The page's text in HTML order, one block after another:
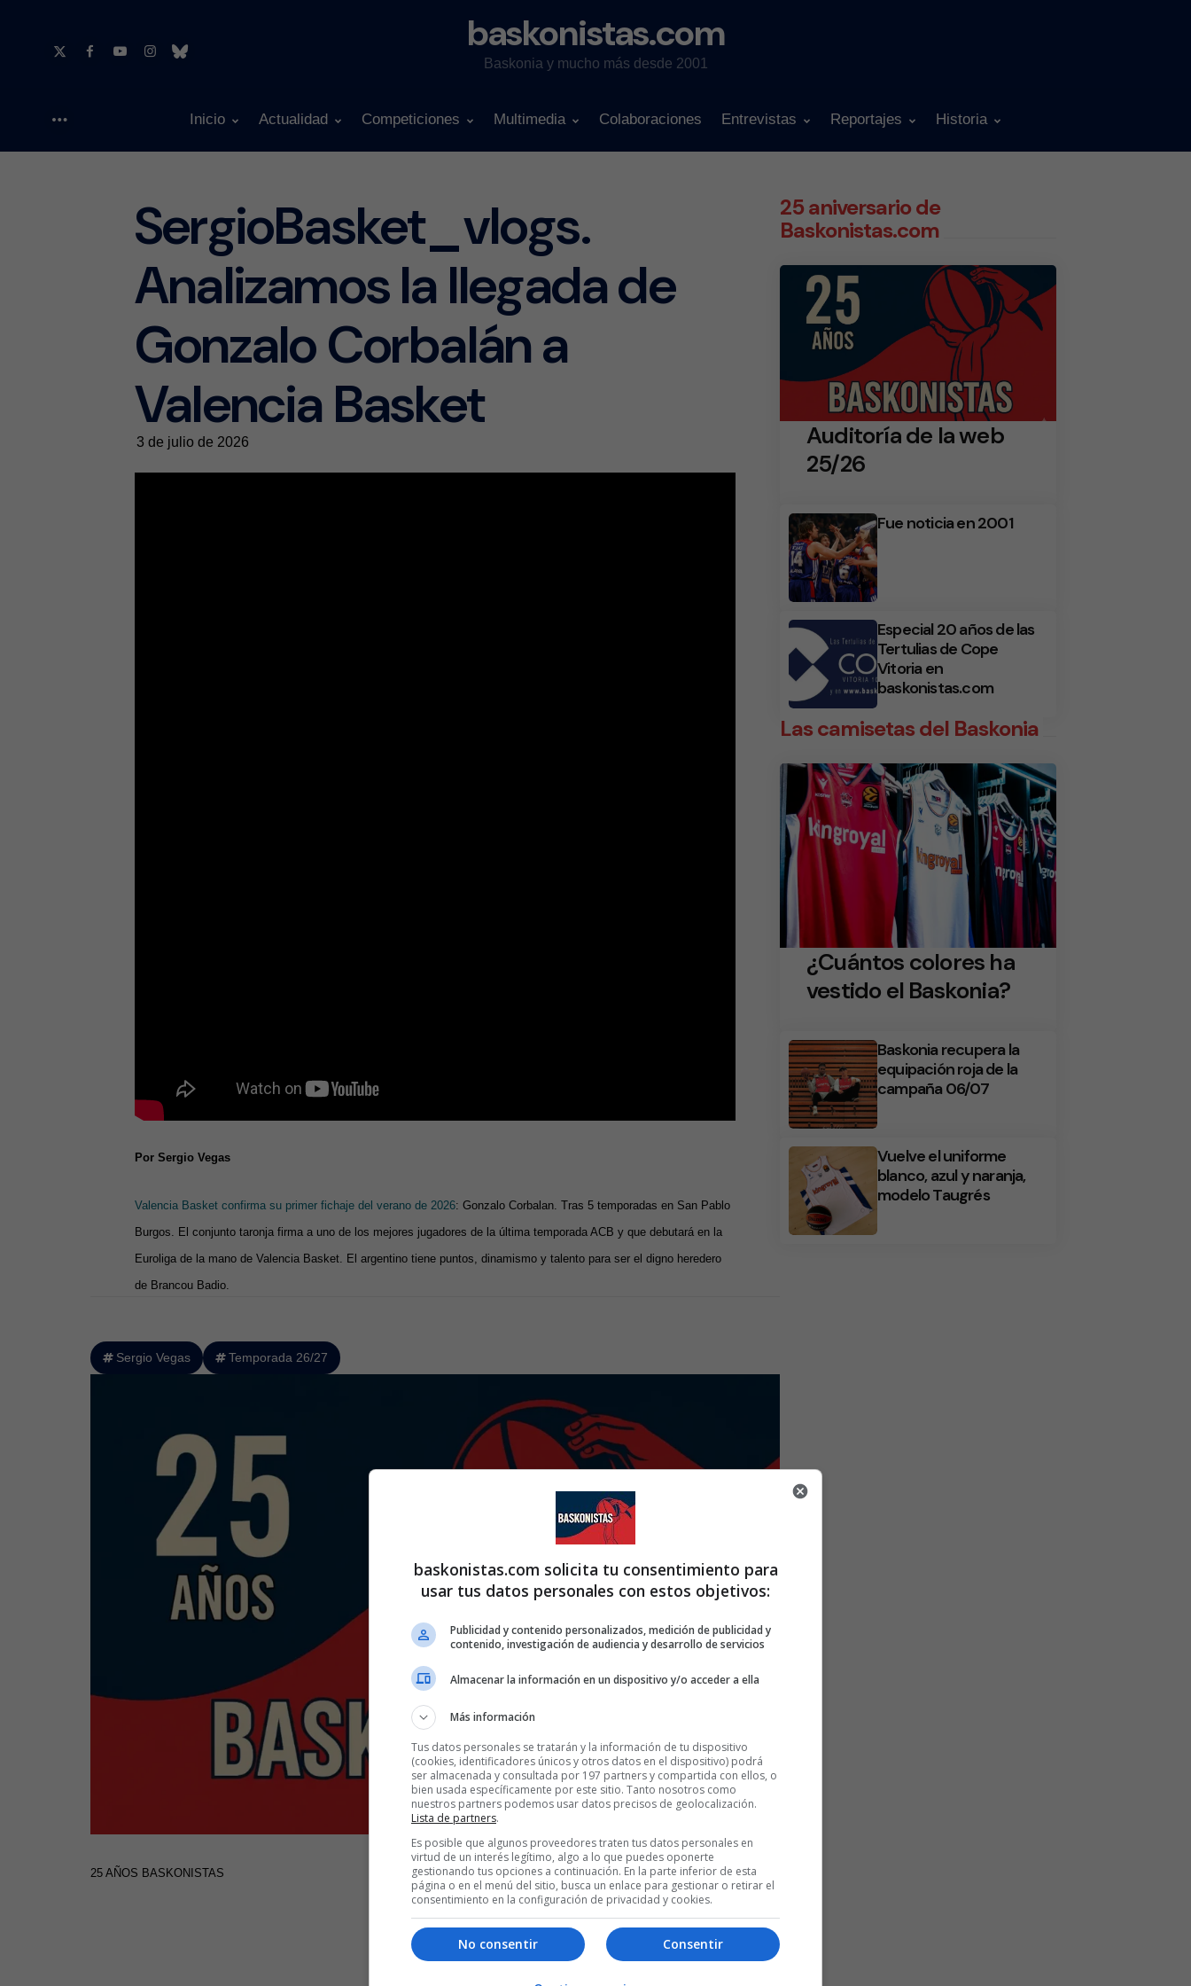
baskonistas.com
Baskonia y mucho más desde 2001
Inicio Actualidad Competiciones Multimedia Colaboraciones Entrevistas Reportajes Historia
SergioBasket_vlogs.
Analizamos la llegada de
Gonzalo Corbalán a
Valencia Basket
3 de julio de 2026
Por Sergio Vegas
Valencia Basket confirma su primer fichaje del verano de 2026: Gonzalo Corbalan. Tras 5 temporadas en San Pablo
Burgos. El conjunto taronja firma a uno de los mejores jugadores de la última temporada ACB y que debutará en la
Euroliga de la mano de Valencia Basket. El argentino tiene puntos, dinamismo y talento para ser el digno heredero
de Brancou Badio.
Sergio Vegas Temporada 26/27
25 AÑOS BASKONISTAS
25 aniversario de
Baskonistas.com
Auditoría de la web
25/26
Fue noticia en 2001
Especial 20 años de las
Tertulias de Cope
Vitoria en
baskonistas.com
Las camisetas del Baskonia
¿Cuántos colores ha
vestido el Baskonia?
Baskonia recupera la
equipación roja de la
campaña 06/07
Vuelve el uniforme
blanco, azul y naranja,
modelo Taugrés
baskonistas.com solicita tu consentimiento para
usar tus datos personales con estos objetivos:
Publicidad y contenido personalizados, medición de publicidad y
contenido, investigación de audiencia y desarrollo de servicios
Almacenar la información en un dispositivo y/o acceder a ella
Más información
Tus datos personales se tratarán y la información de tu dispositivo
(cookies, identificadores únicos y otros datos en el dispositivo) podrá
ser almacenada y consultada por 197 partners y compartida con ellos, o
bien usada específicamente por este sitio. Tanto nosotros como
nuestros partners podemos usar datos precisos de geolocalización.
Lista de partners.
Es posible que algunos proveedores traten tus datos personales en
virtud de un interés legítimo, algo a lo que puedes oponerte
gestionando tus opciones a continuación. En la parte inferior de esta
página o en el menú del sitio, busca un enlace para gestionar o retirar el
consentimiento en la configuración de privacidad y cookies.
Consentir
No consentir